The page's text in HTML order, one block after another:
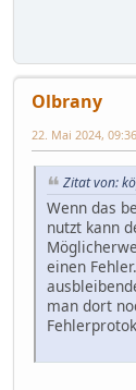
Olbrany
22. Mai 2024,
Zitat von:
Wenn das
nutzt kann
einen
man dort